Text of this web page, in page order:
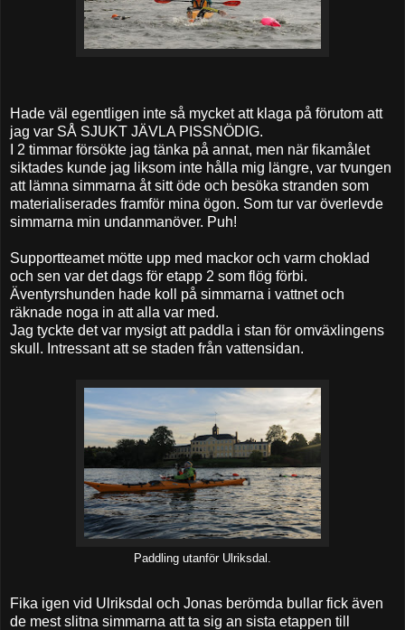
Hade väl egentligen inte så mycket att klaga på förutom att
jag var SÅ SJUKT JÄVLA PISSNÖDIG.
I 2 timmar försökte jag tänka på annat, men när fikamålet
siktades kunde jag liksom inte hålla mig längre, var tvungen
att lämna simmarna åt sitt öde och besöka stranden som
materialiserades framför mina ögon. Som tur var överlevde
simmarna min undanmanöver. Puh!
Supportteamet mötte upp med mackor och varm choklad
och sen var det dags för etapp 2 som flög förbi.
Äventyrshunden hade koll på simmarna i vattnet och
räknade noga in att alla var med.
Jag tyckte det var mysigt att paddla i stan för omväxlingens
skull. Intressant att se staden från vattensidan.
Paddling utanför Ulriksdal.
Fika igen vid Ulriksdal och Jonas berömda bullar fick även
de mest slitna simmarna att ta sig an sista etappen till